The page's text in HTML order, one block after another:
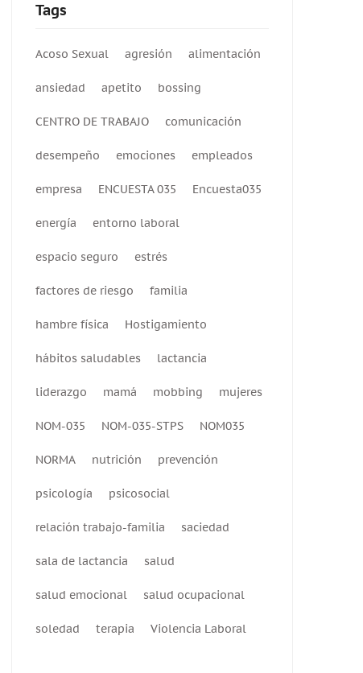
Tags
Acoso Sexual agresión alimentación
ansiedad apetito bossing
CENTRO DE TRABAJO comunicación
desempeño emociones empleados
empresa ENCUESTA 035 Encuesta035
energía entorno laboral
espacio seguro estrés
factores de riesgo familia
hambre física Hostigamiento
hábitos saludables lactancia
liderazgo mamá mobbing mujeres
NOM-035 NOM-035-STPS NOM035
NORMA nutrición prevención
psicología psicosocial
relación trabajo-familia saciedad
sala de lactancia salud
salud emocional salud ocupacional
soledad terapia Violencia Laboral